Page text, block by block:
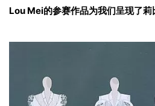
Lou Mei的参赛作品为我们呈现了莉